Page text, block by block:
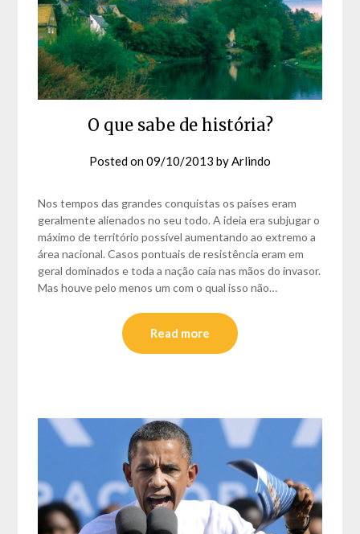
O que sabe de história?
Posted on09/10/2013 byArlindo
Nos tempos das grandes conquistas os países eram
geralmente alienados no seu todo. A ideia era subjugar o
máximo de território possível aumentando ao extremo a
área nacional. Casos pontuais de resistência eram em
geral dominados e toda a nação caía nas mãos do invasor.
Mas houve pelo menos um com o qual isso não…
Read more